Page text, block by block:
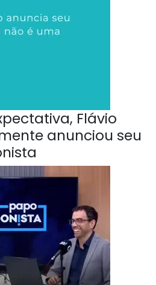
Flávio
anunciou seu